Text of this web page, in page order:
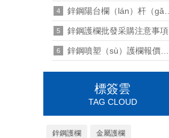
4 鋅鋼陽台欄（lán）杆（gǎn）大樣是（shì）什麽樣的
5 鋅鋼護欄批發采購注意事項
6 鋅鋼噴塑（sù）護欄報價大概多少
標簽雲
TAG CLOUD
鋅鋼護欄 金屬護欄